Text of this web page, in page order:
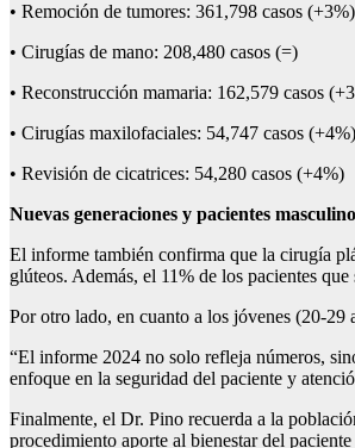
• Remoción de tumores: 361,798 casos (+3%)
• Cirugías de mano: 208,480 casos (=)
• Reconstrucción mamaria: 162,579 casos
• Cirugías maxilofaciales: 54,747 casos (+4%)
• Revisión de cicatrices: 54,280 casos (+4%)
Nuevas generaciones y pacientes
El informe también confirma que la cirugía
glúteos. Además, el 11% de los pacientes
Por otro lado, en cuanto a los jóvenes (20-29
“El informe 2024 no solo refleja números,
enfoque en la seguridad del paciente y
Finalmente, el Dr. Pino recuerda a la
procedimiento aporte al bienestar del